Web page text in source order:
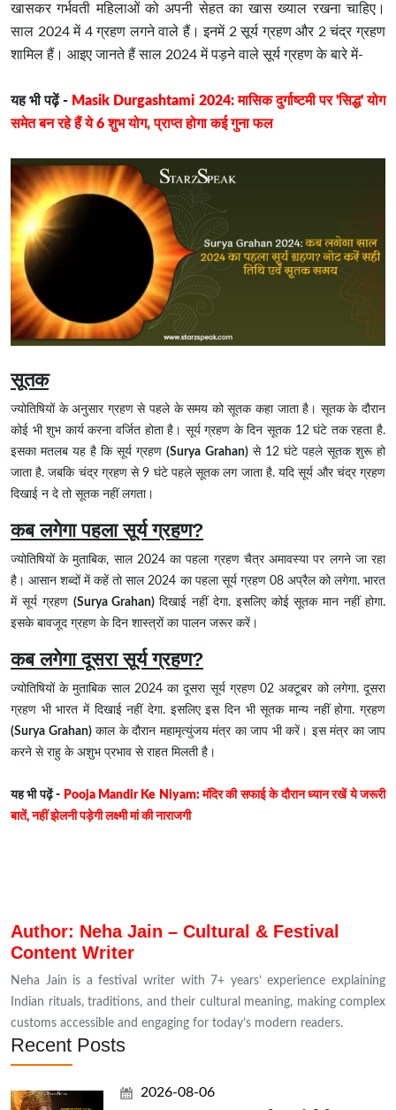
खासकर गर्भवती महिलाओं को अपनी सेहत का खास ख्याल रखना चाहिए।
साल 2024 में 4 ग्रहण लगने वाले हैं। इनमें 2 सूर्य ग्रहण और 2 चंद्र ग्रहण
शामिल हैं। आइए जानते हैं साल 2024 में पड़ने वाले सूर्य ग्रहण के बारे में-
यह भी पढ़ें - Masik Durgashtami 2024: मासिक दुर्गाष्टमी पर 'सिद्ध' योग
समेत बन रहे हैं ये 6 शुभ योग, प्राप्त होगा कई गुना फल
सूतक
ज्योतिषियों के अनुसार ग्रहण से पहले के समय को सूतक कहा जाता है। सूतक के दौरान
कोई भी शुभ कार्य करना वर्जित होता है। सूर्य ग्रहण के दिन सूतक 12 घंटे तक रहता है.
इसका मतलब यह है कि सूर्य ग्रहण(Surya Grahan)से 12 घंटे पहले सूतक शुरू हो
जाता है. जबकि चंद्र ग्रहण से 9 घंटे पहले सूतक लग जाता है. यदि सूर्य और चंद्र ग्रहण
दिखाई न दे तो सूतक नहीं लगता।
कब लगेगा पहला सूर्य ग्रहण?
ज्योतिषियों के मुताबिक, साल 2024 का पहला ग्रहण चैत्र अमावस्या पर लगने जा रहा
है। आसान शब्दों में कहें तो साल 2024 का पहला सूर्य ग्रहण 08 अप्रैल को लगेगा. भारत
में सूर्य ग्रहण (Surya Grahan)दिखाई नहीं देगा. इसलिए कोई सूतक मान नहीं होगा.
इसके बावजूद ग्रहण के दिन शास्त्रों का पालन जरूर करें।
कब लगेगा दूसरा सूर्य ग्रहण?
ज्योतिषियों के मुताबिक साल 2024 का दूसरा सूर्य ग्रहण 02 अक्टूबर को लगेगा. दूसरा
ग्रहण भी भारत में दिखाई नहीं देगा. इसलिए इस दिन भी सूतक मान्य नहीं होगा. ग्रहण
(Surya Grahan)काल के दौरान महामृत्युंजय मंत्र का जाप भी करें। इस मंत्र का जाप
करने से राहु के अशुभ प्रभाव से राहत मिलती है।
यह भी पढ़ें - Pooja Mandir Ke Niyam: मंदिर की सफाई के दौरान ध्यान रखें ये जरूरी
बातें, नहीं झेलनी पड़ेगी लक्ष्मी मां की नाराजगी
Author: Neha Jain – Cultural & Festival
Content Writer
Neha Jain is a festival writer with 7+ years’ experience explaining
Indian rituals, traditions, and their cultural meaning, making complex
customs accessible and engaging for today’s modern readers.
Recent Posts
2026-08-06